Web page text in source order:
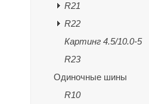
R21
R22
Картинг 4.5/10.0-5
R23
Одиночные шины
R10